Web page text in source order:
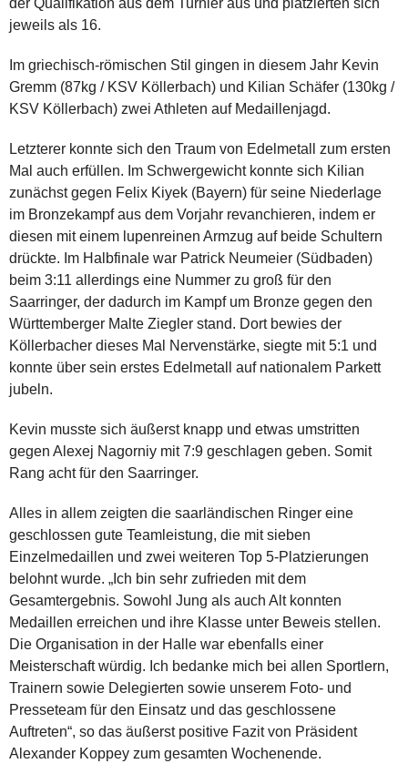
jeweils als 16.
Im griechisch-römischen Stil gingen in diesem Jahr Kevin
Gremm (87kg / KSV Köllerbach) und Kilian Schäfer (130kg /
KSV Köllerbach) zwei Athleten auf Medaillenjagd.
Letzterer konnte sich den Traum von Edelmetall zum ersten
Mal auch erfüllen. Im Schwergewicht konnte sich Kilian
zunächst gegen Felix Kiyek (Bayern) für seine Niederlage
im Bronzekampf aus dem Vorjahr revanchieren, indem er
diesen mit einem lupenreinen Armzug auf beide Schultern
drückte. Im Halbfinale war Patrick Neumeier (Südbaden)
beim 3:11 allerdings eine Nummer zu groß für den
Saarringer, der dadurch im Kampf um Bronze gegen den
Württemberger Malte Ziegler stand. Dort bewies der
Köllerbacher dieses Mal Nervenstärke, siegte mit 5:1 und
konnte über sein erstes Edelmetall auf nationalem Parkett
jubeln.
Kevin musste sich äußerst knapp und etwas umstritten
gegen Alexej Nagorniy mit 7:9 geschlagen geben. Somit
Rang acht für den Saarringer.
Alles in allem zeigten die saarländischen Ringer eine
geschlossen gute Teamleistung, die mit sieben
Einzelmedaillen und zwei weiteren Top 5-Platzierungen
belohnt wurde. „Ich bin sehr zufrieden mit dem
Gesamtergebnis. Sowohl Jung als auch Alt konnten
Medaillen erreichen und ihre Klasse unter Beweis stellen.
Die Organisation in der Halle war ebenfalls einer
Meisterschaft würdig. Ich bedanke mich bei allen Sportlern,
Trainern sowie Delegierten sowie unserem Foto- und
Presseteam für den Einsatz und das geschlossene
Auftreten“, so das äußerst positive Fazit von Präsident
Alexander Koppey zum gesamten Wochenende.